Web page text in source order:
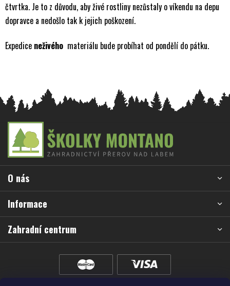
čtvrtka. Je to z důvodu, aby živé rostliny nezůstaly o víkendu na depu
dopravce a nedošlo tak k jejich poškození.
Expedice neživého materiálu bude probíhat od pondělí do pátku.
a
í
O nás
Informace
Zahradní centrum